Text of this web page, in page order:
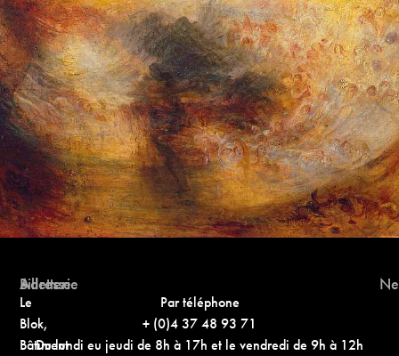
Adresse
Le
Blok,
Bâtiment
Billetterie
Par téléphone
+ (0)4 37 48 93 71
Du lundi eu jeudi de 8h à 17h et le vendredi de 9h à 12h